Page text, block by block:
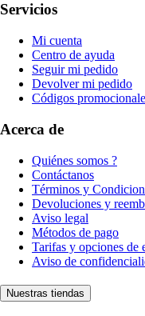
Servicios
Mi cuenta
Centro de ayuda
Seguir mi pedido
Devolver mi pedido
Códigos
Acerca de
Quiénes somos ?
Contáctanos
Términos y
Devoluciones y
Aviso legal
Métodos de pago
Tarifas y opciones de
Aviso de
Nuestras tiendas